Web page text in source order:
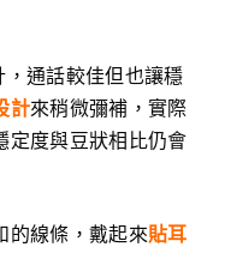
通話較佳但也讓穩
計來稍微彌補，實際
定度與豆狀相比仍會
的線條，戴起來貼耳